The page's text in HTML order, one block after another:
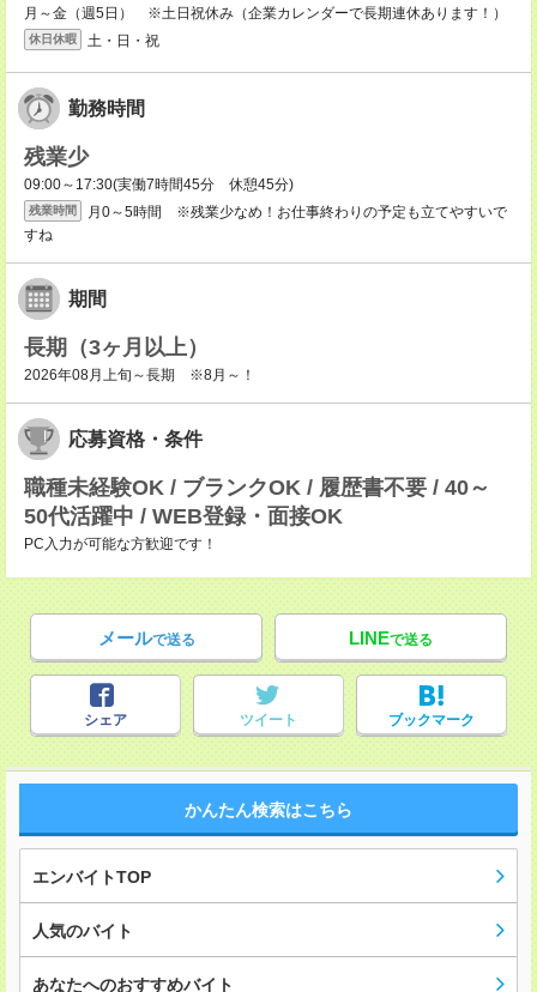
月～金（週5日） ※土日祝休み（企業カレンダーで長期連休あります！）
休日休暇 土・日・祝
勤務時間
残業少
09:00～17:30(実働7時間45分 休憩45分)
残業時間
月0～5時間 ※残業少なめ！お仕事終わりの予定も立てやすいで
すね
期間
長期（3ヶ月以上）
2026年08月上旬～長期 ※8月～！
応募資格・条件
職種未経験OK / ブランクOK / 履歴書不要 / 40～
50代活躍中 / WEB登録・面接OK
PC入力が可能な方歓迎です！
メールで送る LINEで送る
シェア ツイート ブックマーク
かんたん検索はこちら
エンバイトTOP
人気のバイト
あなたへのおすすめバイト